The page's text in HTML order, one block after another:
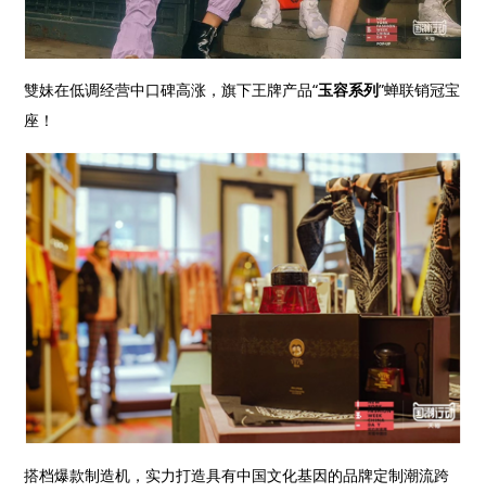
雙妹在低调经营中口碑高涨，旗下王牌产品“玉容系列”蝉联销冠宝
座！
搭档爆款制造机，实力打造具有中国文化基因的品牌定制潮流跨